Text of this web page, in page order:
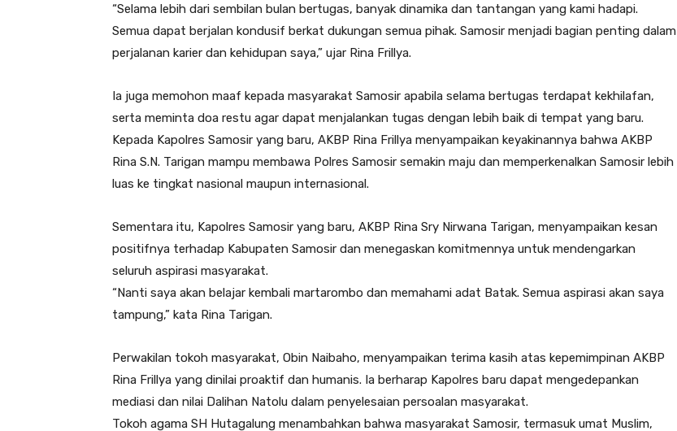
“Selama lebih dari sembilan bulan bertugas, banyak dinamika dan tantangan yang kami hadapi.
Semua dapat berjalan kondusif berkat dukungan semua pihak. Samosir menjadi bagian penting dalam
perjalanan karier dan kehidupan saya,” ujar Rina Frillya.
Ia juga memohon maaf kepada masyarakat Samosir apabila selama bertugas terdapat kekhilafan,
serta meminta doa restu agar dapat menjalankan tugas dengan lebih baik di tempat yang baru.
Kepada Kapolres Samosir yang baru, AKBP Rina Frillya menyampaikan keyakinannya bahwa AKBP
Rina S.N. Tarigan mampu membawa Polres Samosir semakin maju dan memperkenalkan Samosir lebih
luas ke tingkat nasional maupun internasional.
Sementara itu, Kapolres Samosir yang baru, AKBP Rina Sry Nirwana Tarigan, menyampaikan kesan
positifnya terhadap Kabupaten Samosir dan menegaskan komitmennya untuk mendengarkan
seluruh aspirasi masyarakat.
“Nanti saya akan belajar kembali martarombo dan memahami adat Batak. Semua aspirasi akan saya
tampung,” kata Rina Tarigan.
Perwakilan tokoh masyarakat, Obin Naibaho, menyampaikan terima kasih atas kepemimpinan AKBP
Rina Frillya yang dinilai proaktif dan humanis. Ia berharap Kapolres baru dapat mengedepankan
mediasi dan nilai Dalihan Natolu dalam penyelesaian persoalan masyarakat.
Tokoh agama SH Hutagalung menambahkan bahwa masyarakat Samosir, termasuk umat Muslim,